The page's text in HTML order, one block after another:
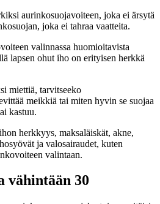
aurinkosuojavoiteen, joka ei ärsytä
joka ei tahraa vaatteita.
valinnassa huomioitavista
lapsen ohut iho on erityisen herkkä
miettiä, tarvitseeko
meikkiä tai miten hyvin se suojaa
kastuu.
herkkyys, maksaläiskät, akne,
ja valosairaudet, kuten
valintaan.
vähintään 30